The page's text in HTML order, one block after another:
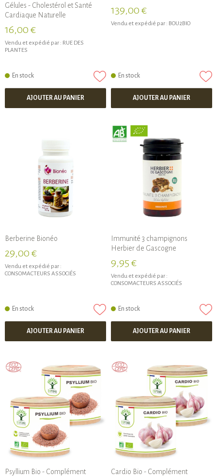
Gélules - Cholestérol et Santé
Cardiaque Naturelle
16,00 €
Vendu et expédié par : RUE DES
PLANTES
En stock
AJOUTER AU PANIER
139,00 €
Vendu et expédié par : BOU2BIO
En stock
AJOUTER AU PANIER
Berberine Bionéo
29,00 €
Vendu et expédié par :
CONSOMACTEURS ASSOCIÉS
En stock
AJOUTER AU PANIER
Immunité 3 champignons
Herbier de Gascogne
9,95 €
Vendu et expédié par :
CONSOMACTEURS ASSOCIÉS
En stock
AJOUTER AU PANIER
Psyllium Bio - Complément
Cardio Bio - Complément